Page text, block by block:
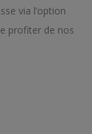
via l’option
profiter de nos